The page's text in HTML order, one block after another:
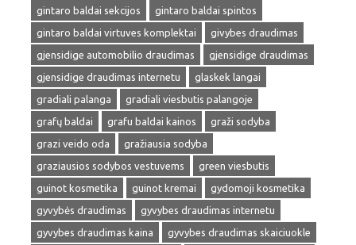
gintaro baldai sekcijos
gintaro baldai spintos
gintaro baldai virtuves komplektai
givybes draudimas
gjensidige automobilio draudimas
gjensidige draudimas
gjensidige draudimas internetu
glaskek langai
gradiali palanga
gradiali viesbutis palangoje
grafų baldai
grafu baldai kainos
graži sodyba
grazi veido oda
gražiausia sodyba
graziausios sodybos vestuvems
green viesbutis
guinot kosmetika
guinot kremai
gydomoji kosmetika
gyvybės draudimas
gyvybes draudimas internetu
gyvybes draudimas kaina
gyvybes draudimas skaiciuokle